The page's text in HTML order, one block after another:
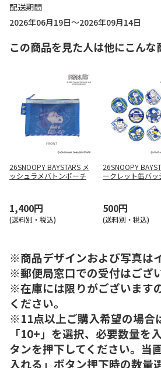
配送期間
2026年06月19日～2026年09月14日
この商品を見た人は他にこんな
26SNOOPY BAYSTARS メ
ッシュラメバトンポーチ
1,400円
(送料別・税込)
26SNOOPY
ークレット缶バッ
500円
(送料別・税込)
※商品デザインおよび写真は
※郵便局窓口での受付はござ
※在庫には限りがございます
ください。
※11点以上ご購入希望の場合
「10+」を選択、必要数量を
タンを押下してください。当
入れる」ボタン押下時の数量